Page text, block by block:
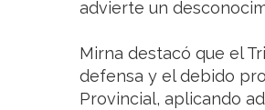
advierte un
Mirna destacó que el
defensa y el debido
Provincial, aplicando